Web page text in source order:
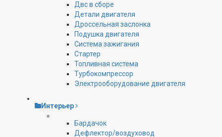
Двс в сборе
Детали двигателя
Дроссельная заслонка
Подушка двигателя
Система зажигания
Стартер
Топливная система
Турбокомпрессор
Электрооборудование двигателя
Интерьер
Бардачок
Дефлектор/воздуховод